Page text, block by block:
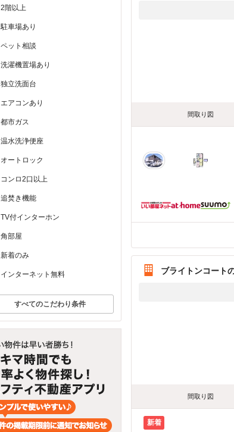
2階以上
駐車場あり
ペット相談
洗濯機置場あり
独立洗面台
エアコンあり
都市ガス
温水洗浄便座
オートロック
コンロ2口以上
追焚き機能
TV付インターホン
角部屋
新着のみ
インターネット無料
すべてのこだわり条件
間取り図
ブライトンコート
間取り図
新着